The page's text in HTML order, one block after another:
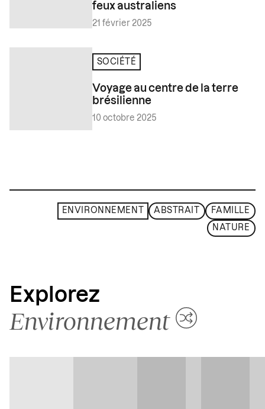
feux australiens
21 février 2025
SOCIÉTÉ
Voyage au centre de la terre
brésilienne
10 octobre 2025
ENVIRONNEMENT ABSTRAIT FAMILLE
NATURE
Explorez
Environnement